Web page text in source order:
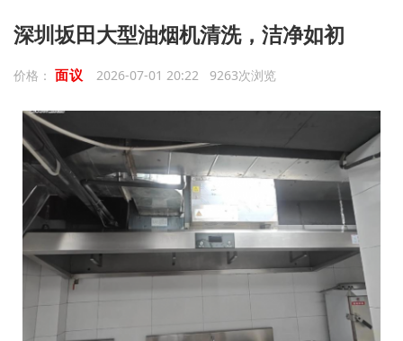
深圳坂田大型油烟机清洗，洁净如初
价格： 面议 2026-07-01 20:22 9263次浏览